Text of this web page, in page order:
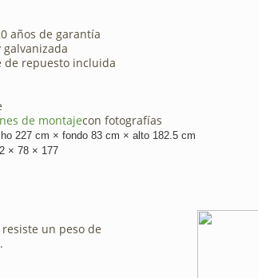
años de garantía
de repuesto incluida
de montajecon fotografías
227 cm × fondo 83 cm × alto 182.5 cm
× 78 × 177
un peso de